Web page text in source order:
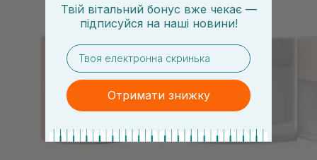
Твій вітальний бонус вже чекає —
підписуйся на наші новини!
email
Отримати знижку